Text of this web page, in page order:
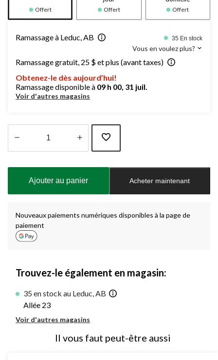
Offert Offert Offert
Ramassage à Leduc, AB 35 En stock
Vous en voulez plus?
Ramassage gratuit, 25 $ et plus (avant taxes)
Obtenez-le dès aujourd’hui!
Ramassage disponible à 09 h 00, 31 juil.
Voir d'autres magasins
à
Ajouter au panier Acheter maintenant
Nouveaux paiements numériques disponibles à la page de
paiement
Trouvez-le également en magasin:
35 en stock au Leduc, AB
Allée 23
Voir d'autres magasins
Il vous faut peut-être aussi